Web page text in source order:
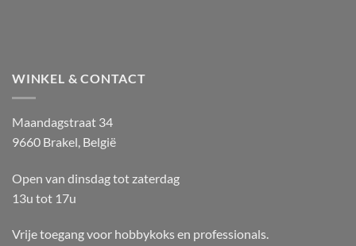
WINKEL & CONTACT
Maandagstraat 34
9660 Brakel, België
Open van dinsdag tot zaterdag
13u tot 17u
Vrije toegang voor hobbykoks en professionals.